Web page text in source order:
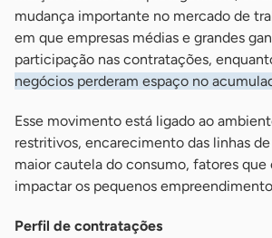
mudança importante no mercado de
em que empresas médias e grandes
participação nas contratações,
negócios perderam espaço no
Esse movimento está ligado ao
restritivos, encarecimento das linhas
maior cautela do consumo, fatores que
impactar os pequenos
Perfil de contratações